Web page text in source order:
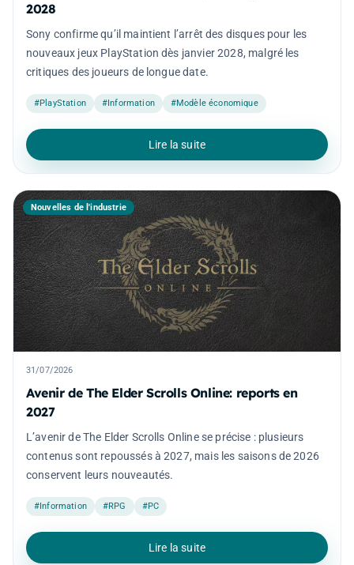
2028
Sony confirme qu’il maintient l’arrêt des disques pour les
nouveaux jeux PlayStation dès janvier 2028, malgré les
critiques des joueurs de longue date.
#PlayStation #Information #Modèle économique
Lire la suite
Nouvelles de l'industrie
31/07/2026
Avenir de The Elder Scrolls Online: reports en
2027
L’avenir de The Elder Scrolls Online se précise : plusieurs
contenus sont repoussés à 2027, mais les saisons de 2026
conservent leurs nouveautés.
#Information #RPG #PC
Lire la suite